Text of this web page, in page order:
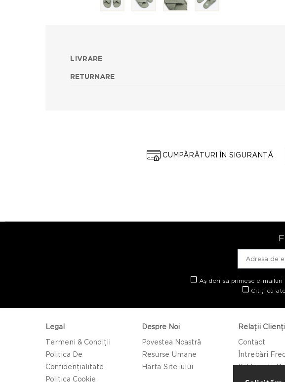
LIVRARE
RETURNARE
CUMPĂRĂTURI ÎN SIGURANȚĂ
Aș dori să primesc e-
Citiți cu
Legal
Termeni & Condiții
Politica De
Confidențialitate
Politica Cookie
Despre Noi
Povestea Noastră
Resurse Umane
Harta Site-ului
Relații Clienți
Contact
Întrebări
Politica de